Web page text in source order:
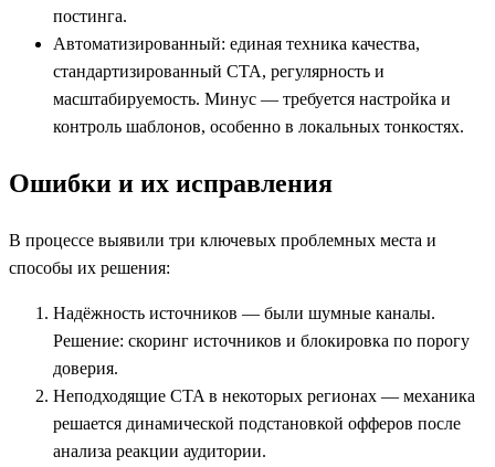
постинга.
Автоматизированный: единая техника качества,
стандартизированный CTA, регулярность и
масштабируемость. Минус — требуется настройка и
контроль шаблонов, особенно в локальных тонкостях.
Ошибки и их исправления
В процессе выявили три ключевых проблемных места и
способы их решения:
Надёжность источников — были шумные каналы.
Решение: скоринг источников и блокировка по порогу
доверия.
Неподходящие CTA в некоторых регионах — механика
решается динамической подстановкой офферов после
анализа реакции аудитории.